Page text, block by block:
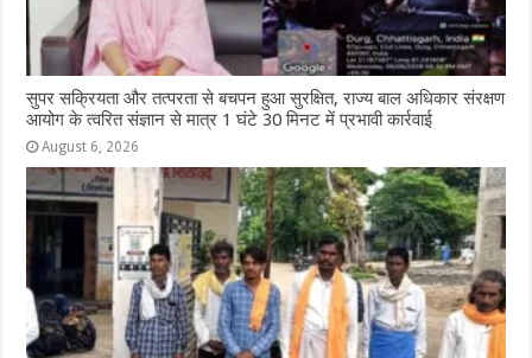
सुपर सक्रियता और तत्परता से बचपन हुआ सुरक्षित, राज्य बाल अधिकार संरक्षण
आयोग के त्वरित संज्ञान से मात्र 1 घंटे 30 मिनट में प्रभावी कार्रवाई
August 6, 2026